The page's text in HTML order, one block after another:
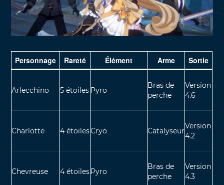
Personnage Rareté Élément Arme Sortie
Arlecchino 5 étoiles Pyro
Bras de
perche
Version
4.6
Charlotte 4 étoilesCryo Catalyseur
Version
4.2
Chevreuse 4 étoilesPyro
Bras de
perche
Version
4.3